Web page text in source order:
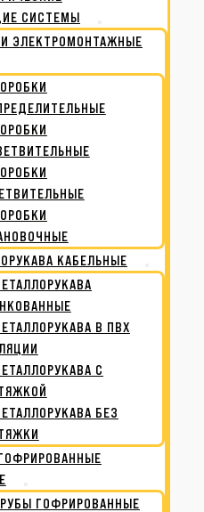
СИСТЕМЫ
ЭЛЕКТРОМОНТАЖНЫЕ
КАБЕЛЬНЫЕ
В ПВХ
С
БЕЗ
ГОФРИРОВАННЫЕ